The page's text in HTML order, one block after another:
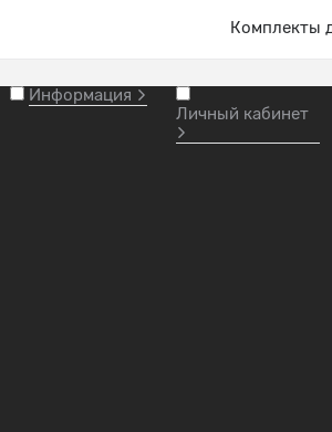
Комплекты
Информация
Личный кабинет